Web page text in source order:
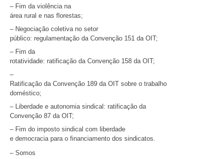
– Fim da violência na
área rural e nas florestas;
– Negociação coletiva no setor
público: regulamentação da Convenção 151 da OIT;
– Fim da
rotatividade: ratificação da Convenção 158 da OIT;
–
Ratificação da Convenção 189 da OIT sobre o trabalho
doméstico;
– Liberdade e autonomia sindical: ratificação da
Convenção 87 da OIT;
– Fim do imposto sindical com liberdade
e democracia para o financiamento dos sindicatos.
– Somos